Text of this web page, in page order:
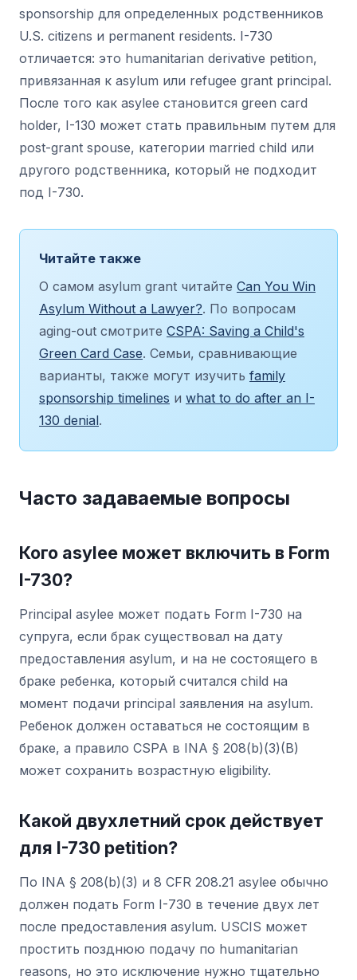
sponsorship для определенных родственников
U.S. citizens и permanent residents. I-730
отличается: это humanitarian derivative petition,
привязанная к asylum или refugee grant principal.
После того как asylee становится green card
holder, I-130 может стать правильным путем для
post-grant spouse, категории married child или
другого родственника, который не подходит
под I-730.
Читайте также
О самом asylum grant читайте Can You Win
Asylum Without a Lawyer?. По вопросам
aging-out смотрите CSPA: Saving a Child's
Green Card Case. Семьи, сравнивающие
варианты, также могут изучить family
sponsorship timelines и what to do after an I-
130 denial.
Часто задаваемые вопросы
Кого asylee может включить в Form
I-730?
Principal asylee может подать Form I-730 на
супруга, если брак существовал на дату
предоставления asylum, и на не состоящего в
браке ребенка, который считался child на
момент подачи principal заявления на asylum.
Ребенок должен оставаться не состоящим в
браке, а правило CSPA в INA § 208(b)(3)(B)
может сохранить возрастную eligibility.
Какой двухлетний срок действует
для I-730 petition?
По INA § 208(b)(3) и 8 CFR 208.21 asylee обычно
должен подать Form I-730 в течение двух лет
после предоставления asylum. USCIS может
простить позднюю подачу по humanitarian
reasons, но это исключение нужно тщательно